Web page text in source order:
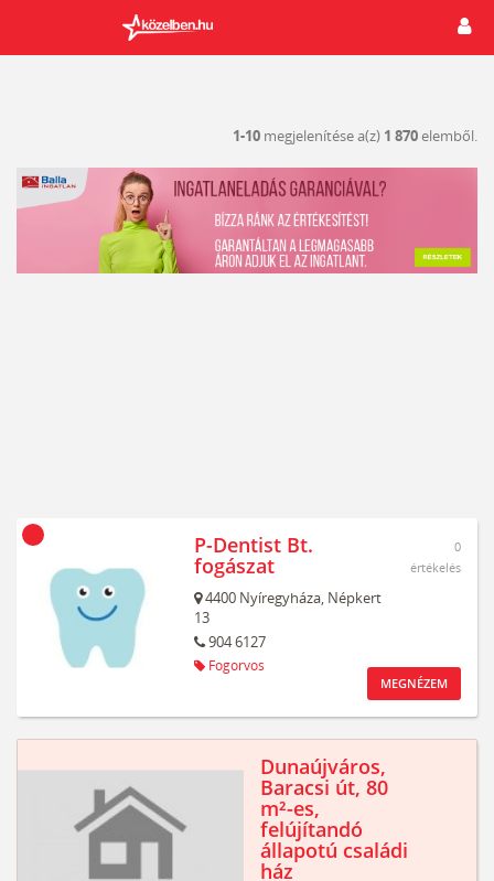
1-10 megjelenítése a(z) 1 870elemből.
P-Dentist Bt.
fogászat
4400 Nyíregyháza, Népkert
13
904 6127
Fogorvos
0
értékelés
MEGNÉZEM
Dunaújváros,
Baracsi út, 80
m²-es,
felújítandó
állapotú családi
ház